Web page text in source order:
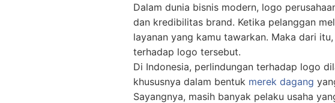
Dalam dunia bisnis modern, logo
dan kredibilitas brand. Ketika pelanggan
layanan yang kamu tawarkan. Maka dari
terhadap logo tersebut.
Di Indonesia, perlindungan terhadap logo
khususnya dalam bentuk merek dagang
Sayangnya, masih banyak pelaku usaha